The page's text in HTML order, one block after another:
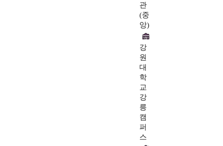
관
(중
앙)
강
원
대
학
교
강
릉
캠
퍼
스